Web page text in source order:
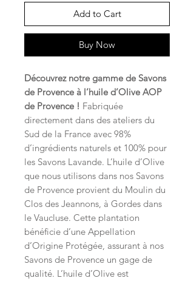
Add to Cart
Buy Now
Découvrez notre gamme de Savons
de Provence à l’huile d’Olive AOP
de Provence ! Fabriquée
directement dans des ateliers du
Sud de la France avec 98%
d’ingrédients naturels et 100% pour
les Savons Lavande. L’huile d’Olive
que nous utilisons dans nos Savons
de Provence provient du Moulin du
Clos des Jeannons, à Gordes dans
le Vaucluse. Cette plantation
bénéficie d’une Appellation
d’Origine Protégée, assurant à nos
Savons de Provence un gage de
qualité. L’huile d’Olive est